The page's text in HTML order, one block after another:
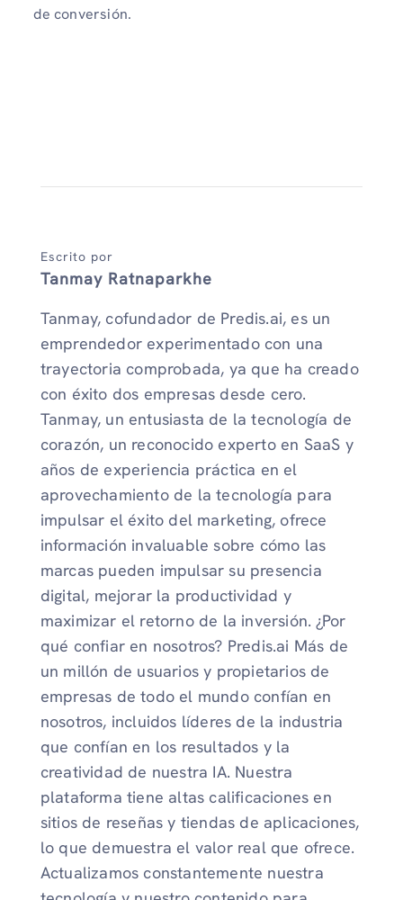
de conversión.
Escrito por
Tanmay Ratnaparkhe
Tanmay, cofundador de Predis.ai, es un
emprendedor experimentado con una
trayectoria comprobada, ya que ha creado
con éxito dos empresas desde cero.
Tanmay, un entusiasta de la tecnología de
corazón, un reconocido experto en SaaS y
años de experiencia práctica en el
aprovechamiento de la tecnología para
impulsar el éxito del marketing, ofrece
información invaluable sobre cómo las
marcas pueden impulsar su presencia
digital, mejorar la productividad y
maximizar el retorno de la inversión. ¿Por
qué confiar en nosotros? Predis.ai Más de
un millón de usuarios y propietarios de
empresas de todo el mundo confían en
nosotros, incluidos líderes de la industria
que confían en los resultados y la
creatividad de nuestra IA. Nuestra
plataforma tiene altas calificaciones en
sitios de reseñas y tiendas de aplicaciones,
lo que demuestra el valor real que ofrece.
Actualizamos constantemente nuestra